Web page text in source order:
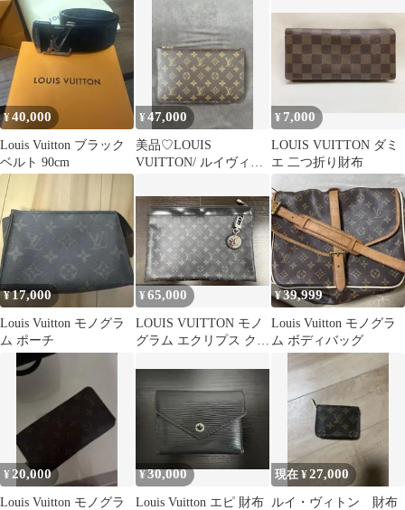
¥40,000
Louis Vuitton ブラック
ベルト 90cm
¥47,000
美品♡LOUIS
VUITTON/ ルイヴィト
¥7,000
LOUIS VUITTON ダミ
エ 二つ折り財布
¥17,000
Louis Vuitton モノグラ
ム ポーチ
¥65,000
LOUIS VUITTON モノ
グラム エクリプス クラ
¥39,999
Louis Vuitton モノグラ
ム ボディバッグ
¥ 20,000
Louis Vuitton モノグラ
¥30,000
Louis Vuitton エピ 財布
現在 ¥27,000
ルイ・ヴィトン 財布